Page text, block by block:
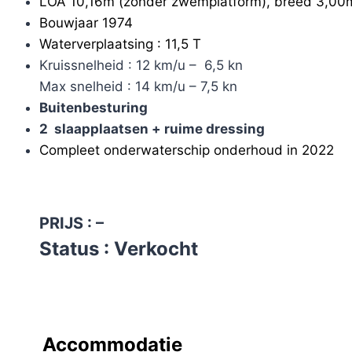
Bouwjaar 1974
Waterverplaatsing : 11,5 T
Kruissnelheid : 12 km/u – 6,5 kn
Max snelheid : 14 km/u – 7,5 kn
Buitenbesturing
2 slaapplaatsen + ruime dressing
Compleet onderwaterschip onderhoud in 2022
PRIJS : –
Status : Verkocht
Accommodatie